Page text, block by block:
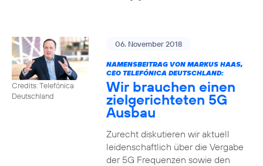
Credits: Telefónica
Deutschland
06. November 2018
NAMENSBEITRAG VON MARKUS HAAS,
CEO TELEFÓNICA DEUTSCHLAND:
Wir brauchen einen
zielgerichteten 5G
Ausbau
Zurecht diskutieren wir aktuell
leidenschaftlich über die Vergabe
der 5G Frequenzen sowie den